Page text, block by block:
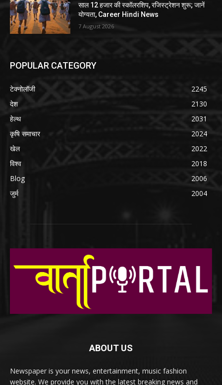
साल 12 हजार की स्कॉलरशिप, रजिस्ट्रेशन शुरू; जानें
योग्यता, Career Hindi News
7 August 2026
POPULAR CATEGORY
टेक्नोलॉजी
2245
देश
2130
हेल्थ
2031
कृषि समाचार
2024
खेल
2022
विश्व
2018
Blog
2006
जुर्म
2004
ABOUT US
Newspaper is your news, entertainment, music fashion
website. We provide you with the latest breaking news and